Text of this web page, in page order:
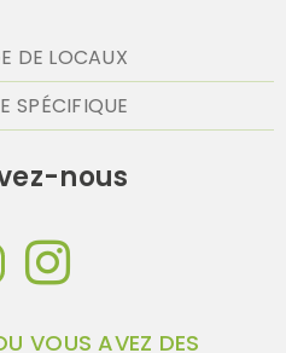
DE LOCAUX
SPÉCIFIQUE
nous
VOUS AVEZ DES